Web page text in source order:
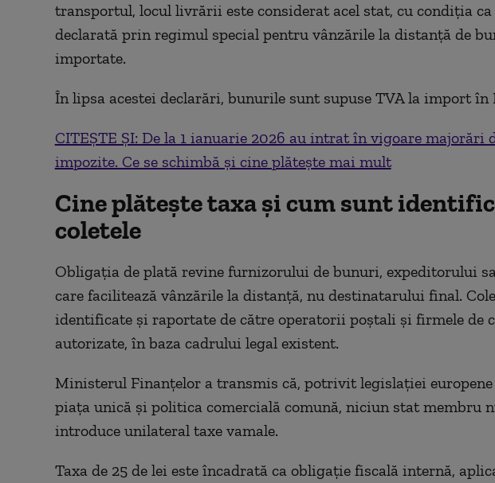
transportul, locul livrării este considerat acel stat, cu condiția ca
declarată prin regimul special pentru vânzările la distanță de
importate.
În lipsa acestei declarări, bunurile sunt supuse TVA la import în
CITEȘTE ȘI: De la 1 ianuarie 2026 au intrat în vigoare majorări
impozite. Ce se schimbă și cine plătește mai mult
Cine plătește taxa și cum sunt
coletele
Obligația de plată revine furnizorului de bunuri, expeditorului
care facilitează vânzările la distanță, nu destinatarului final.
identificate și raportate de către operatorii poștali și firmele de
autorizate, în baza cadrului legal existent.
Ministerul Finanțelor a transmis că, potrivit legislației
piața unică și politica comercială comună, niciun stat membru
introduce unilateral taxe vamale.
Taxa de 25 de lei este încadrată ca obligație fiscală internă,